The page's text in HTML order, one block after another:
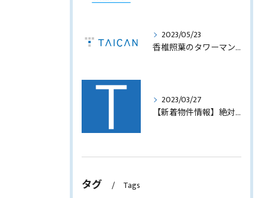
2023/05/23
香椎照葉のタワーマンション！高利回りオーナーチェンジ販売します！
2023/03/27
【新着物件情報】絶対に手に入れたい福岡市西中洲の収益テナントビル
タグ Tags